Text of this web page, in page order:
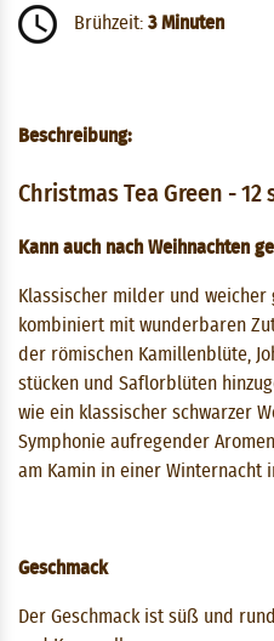
Brühzeit: 3 Minuten
Beschreibung:
Christmas Tea Green -
Kann auch nach Weihnachten
Klassischer milder und weicher
kombiniert mit wunderbaren
der römischen Kamillenblüte,
stücken und Saflorblüten
wie ein klassischer schwarzer
Symphonie aufregender
am Kamin in einer Winternacht
Geschmack
Der Geschmack ist süß und